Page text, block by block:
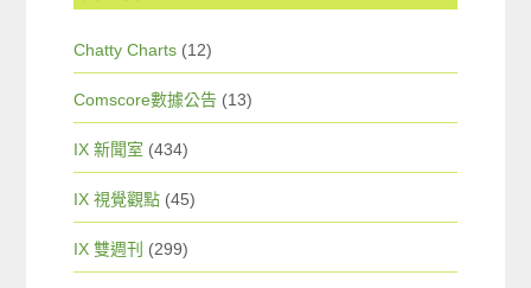
Chatty Charts (12)
Comscore數據公告 (13)
IX 新聞室 (434)
IX 視覺觀點 (45)
IX 雙週刊 (299)